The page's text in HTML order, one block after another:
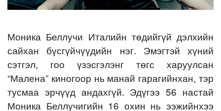
Моника Беллучи Италийн төдийгүй дэлхийн
сайхан бүсгүйчүүдийн нэг. Эмэгтэй хүний
сэтгэл, гоо үзэсгэлэнг төгс харуулсан
“Малена” киногоор нь манай гарагийнхан, тэр
тусмаа эрчүүд андахгүй. Эдүгээ 56 настай
Моника Беллучигийн 16 охин нь ээжийнхээ